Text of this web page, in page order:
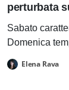
perturbata
Sabato
Domenica
Elena Rava